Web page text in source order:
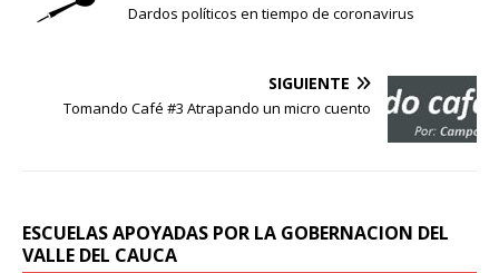
Dardos políticos en tiempo de coronavirus
SIGUIENTE
Tomando Café #3 Atrapando un micro cuento
ESCUELAS APOYADAS POR LA GOBERNACION DEL
VALLE DEL CAUCA